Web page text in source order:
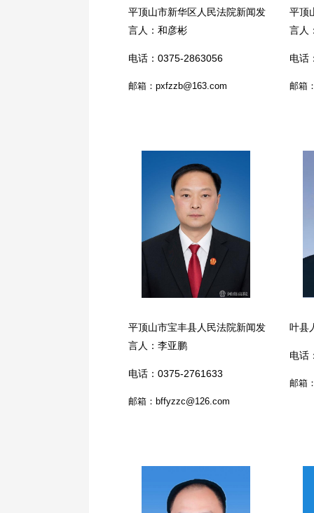
平顶山市新华区人民法院新闻发
言人：和彦彬
电话：0375-2863056
邮箱：pxfzzb@163.com
平顶
言人
电话
邮箱
平顶山市宝丰县人民法院新闻发
言人：李亚鹏
电话：0375-2761633
邮箱：bffyzzc@126.com
叶县
电话
邮箱